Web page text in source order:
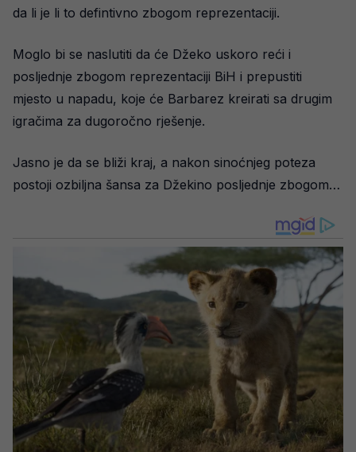
da li je li to defintivno zbogom reprezentaciji.
Moglo bi se naslutiti da će Džeko uskoro reći i
posljednje zbogom reprezentaciji BiH i prepustiti
mjesto u napadu, koje će Barbarez kreirati sa drugim
igračima za dugoročno rješenje.
Jasno je da se bliži kraj, a nakon sinoćnjeg poteza
postoji ozbiljna šansa za Džekino posljednje zbogom…